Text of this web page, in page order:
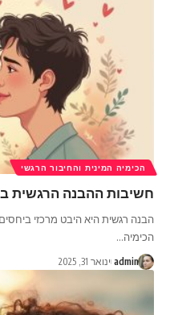
הכימיה המינית והחיבור הרגשי
חשיבות ההבנה הרגשית
הבנה רגשית היא היבט מרכזי
הכימיה…
admin ינואר 31, 2025